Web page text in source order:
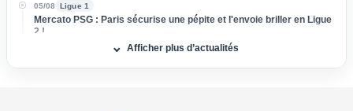
05/08 Ligue 1
Mercato PSG : Paris sécurise une pépite et l'envoie briller en Ligue
2 !
Afficher plus d’actualités